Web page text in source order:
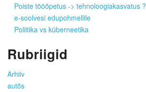
Poiste tööõpetus -> tehnoloogiakasvatus ?
e-soolvesi edupohmellile
Poliitika vs küberneetika
Rubriigid
Arhiiv
autõs